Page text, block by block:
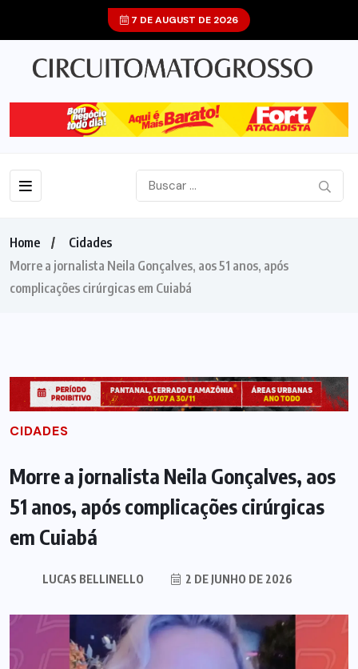
7 DE AUGUST DE 2026
Home
Cidades
Morre a jornalista Neila Gonçalves, aos 51 anos, após
complicações cirúrgicas em Cuiabá
CIDADES
Morre a jornalista Neila Gonçalves, aos
51 anos, após complicações cirúrgicas
em Cuiabá
LUCAS BELLINELLO 2 DE JUNHO DE 2026